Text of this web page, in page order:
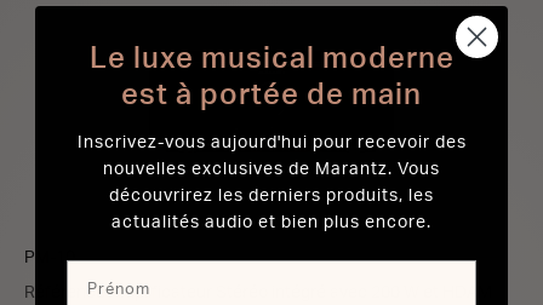
PM-10
Référence Amplificateur Stéréo intégré avec 200 W et HDAM
Le luxe musical moderne
est à portée de main
Inscrivez-vous aujourd'hui pour recevoir des
nouvelles exclusives de Marantz. Vous
découvrirez les derniers produits, les
actualités audio et bien plus encore.